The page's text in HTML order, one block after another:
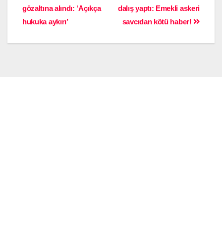
dalış yaptı: Emekli askeri
savcıdan kötü haber!
gözaltına alındı: ‘Açıkça
hukuka aykırı’